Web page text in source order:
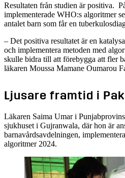
Resultaten från studien är positiva.
implementerade WHO:s algoritmer
antalet barn som får en
– Det positiva resultatet är en
och implementera metoden med
skulle bidra till att förebygga att fler
läkaren Moussa Mamane Oumarou
Ljusare framtid i
Läkaren Saima Umar i
sjukhuset i Gujranwala, där hon är
barnavårdsavdelningen,
algoritmer 2024.